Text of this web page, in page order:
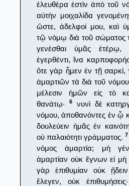
ἐλευθέρα ἐστὶν ἀπὸ τοῦ
αὐτὴν μοιχαλίδα
ὥστε, ἀδελφοί μου, καὶ
τῷ νόμῳ διὰ τοῦ σώματος
γενέσθαι ὑμᾶς
ἐγερθέντι, ἵνα
ὅτε γὰρ ἦμεν ἐν τῇ
ἁμαρτιῶν τὰ διὰ τοῦ νόμου
μέλεσιν ἡμῶν εἰς τὸ
θανάτῳ·
6νυνὶ δὲ
νόμου, ἀποθανόντες ἐν ᾧ
δουλεύειν ἡμᾶς ἐν
οὐ παλαιότητι γράμματος. 7
νόμος ἁμαρτία; μὴ
ἁμαρτίαν οὐκ ἔγνων εἰ μὴ
γὰρ ἐπιθυμίαν οὐκ
ἔλεγεν, οὐκ